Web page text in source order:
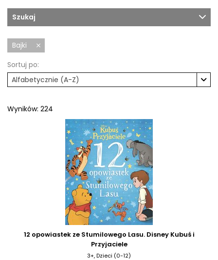
Szukaj
Bajki
Sortuj po:
Alfabetycznie (A-Z)
Wyników: 224
12 opowiastek ze Stumilowego Lasu. Disney Kubuś i
Przyjaciele
3+, Dzieci (0-12)